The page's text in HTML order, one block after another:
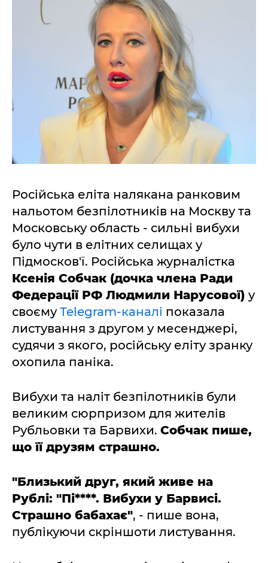
Російська еліта налякана ранковим
нальотом безпілотників на Москву та
Московську область - сильні вибухи
було чути в елітних селищах у
Підмосков'ї. Російська журналістка
Ксенія Собчак (дочка члена Ради
Федерації РФ Людмили Нарусової) у
своємуTelegram-каналі показала
листування з другом у месенджері,
судячи з якого, російську еліту зранку
охопила паніка.
Вибухи та наліт безпілотників були
великим сюрпризом для жителів
Рубльовки та Барвихи. Собчак пише,
що її друзям страшно.
"Близький друг, який живе на
Рублі: "Пі****. Вибухи у Барвисі.
Страшно бабахає", - пише вона,
публікуючи скріншоти листування.